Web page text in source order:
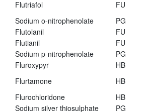
Flutriafol
FU
Sodium o-nitrophenolate
PG
Flutolanil
FU
Flutianil
FU
Sodium p-nitrophenolate
PG
Fluroxypyr
HB
Flurtamone
HB
Flurochloridone
HB
Sodium silver thiosulphate
PG